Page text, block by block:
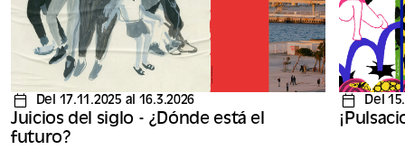
Del 17.11.2025 al 16.3.2026
Juicios del siglo - ¿Dónde está el
futuro?
Del